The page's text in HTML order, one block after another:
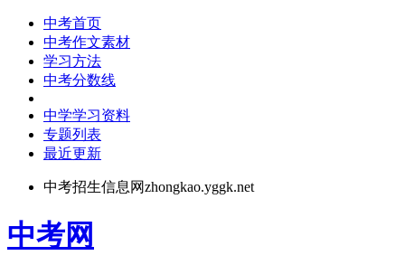
中考首页
中考作文素材
学习方法
中考分数线
中学学习资料
专题列表
最近更新
中考招生信息网zhongkao.yggk.net
中考网